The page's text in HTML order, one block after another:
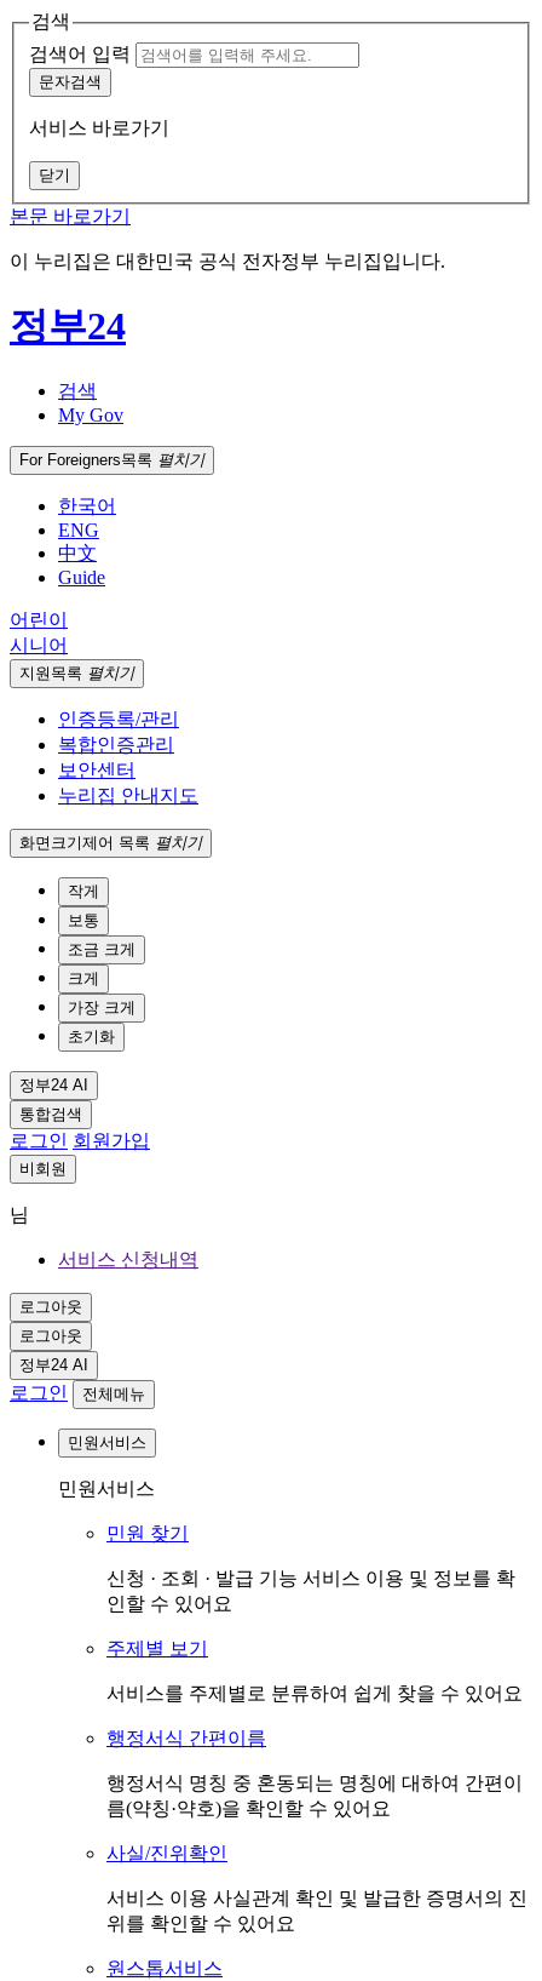
검색
검색어 입력
문자검색
서비스 바로가기
닫기
본문 바로가기
이 누리집은 대한민국 공식 전자정부 누리집입니다.
정부24
검색
My Gov
For Foreigners목록 펼치기
한국어
ENG
中文
Guide
어린이
시니어
지원 목록 펼치기
인증등록/관리
복합인증관리
보안센터
누리집 안내지도
화면크기제어 목록 펼치기
작게
보통
조금 크게
크게
가장 크게
초기화
정부24 AI
통합검색
로그인 회원가입
비회원
님
서비스 신청내역
로그아웃
로그아웃
정부24 AI
로그인 전체메뉴
민원서비스
민원서비스
민원 찾기
신청 · 조회 · 발급 기능 서비스 이용 및 정보를 확
인할 수 있어요
주제별 보기
서비스를 주제별로 분류하여 쉽게 찾을 수 있어요
행정서식 간편이름
행정서식 명칭 중 혼동되는 명칭에 대하여 간편이
름(약칭·약호)을 확인할 수 있어요
사실/진위확인
서비스 이용 사실관계 확인 및 발급한 증명서의 진
위를 확인할 수 있어요
원스톱서비스